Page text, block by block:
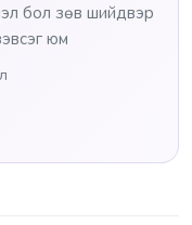
бол зөв шийдвэр
юм